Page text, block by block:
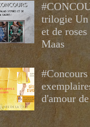
trilogie Un
et de
Maas
d'amour